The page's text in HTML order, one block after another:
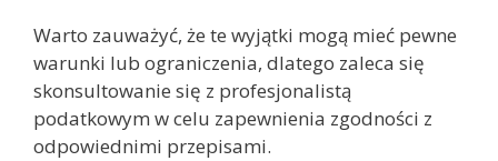
Warto zauważyć, że te wyjątki mogą mieć pewne
warunki lub ograniczenia, dlatego zaleca się
skonsultowanie się z profesjonalistą
podatkowym w celu zapewnienia zgodności z
odpowiednimi przepisami.